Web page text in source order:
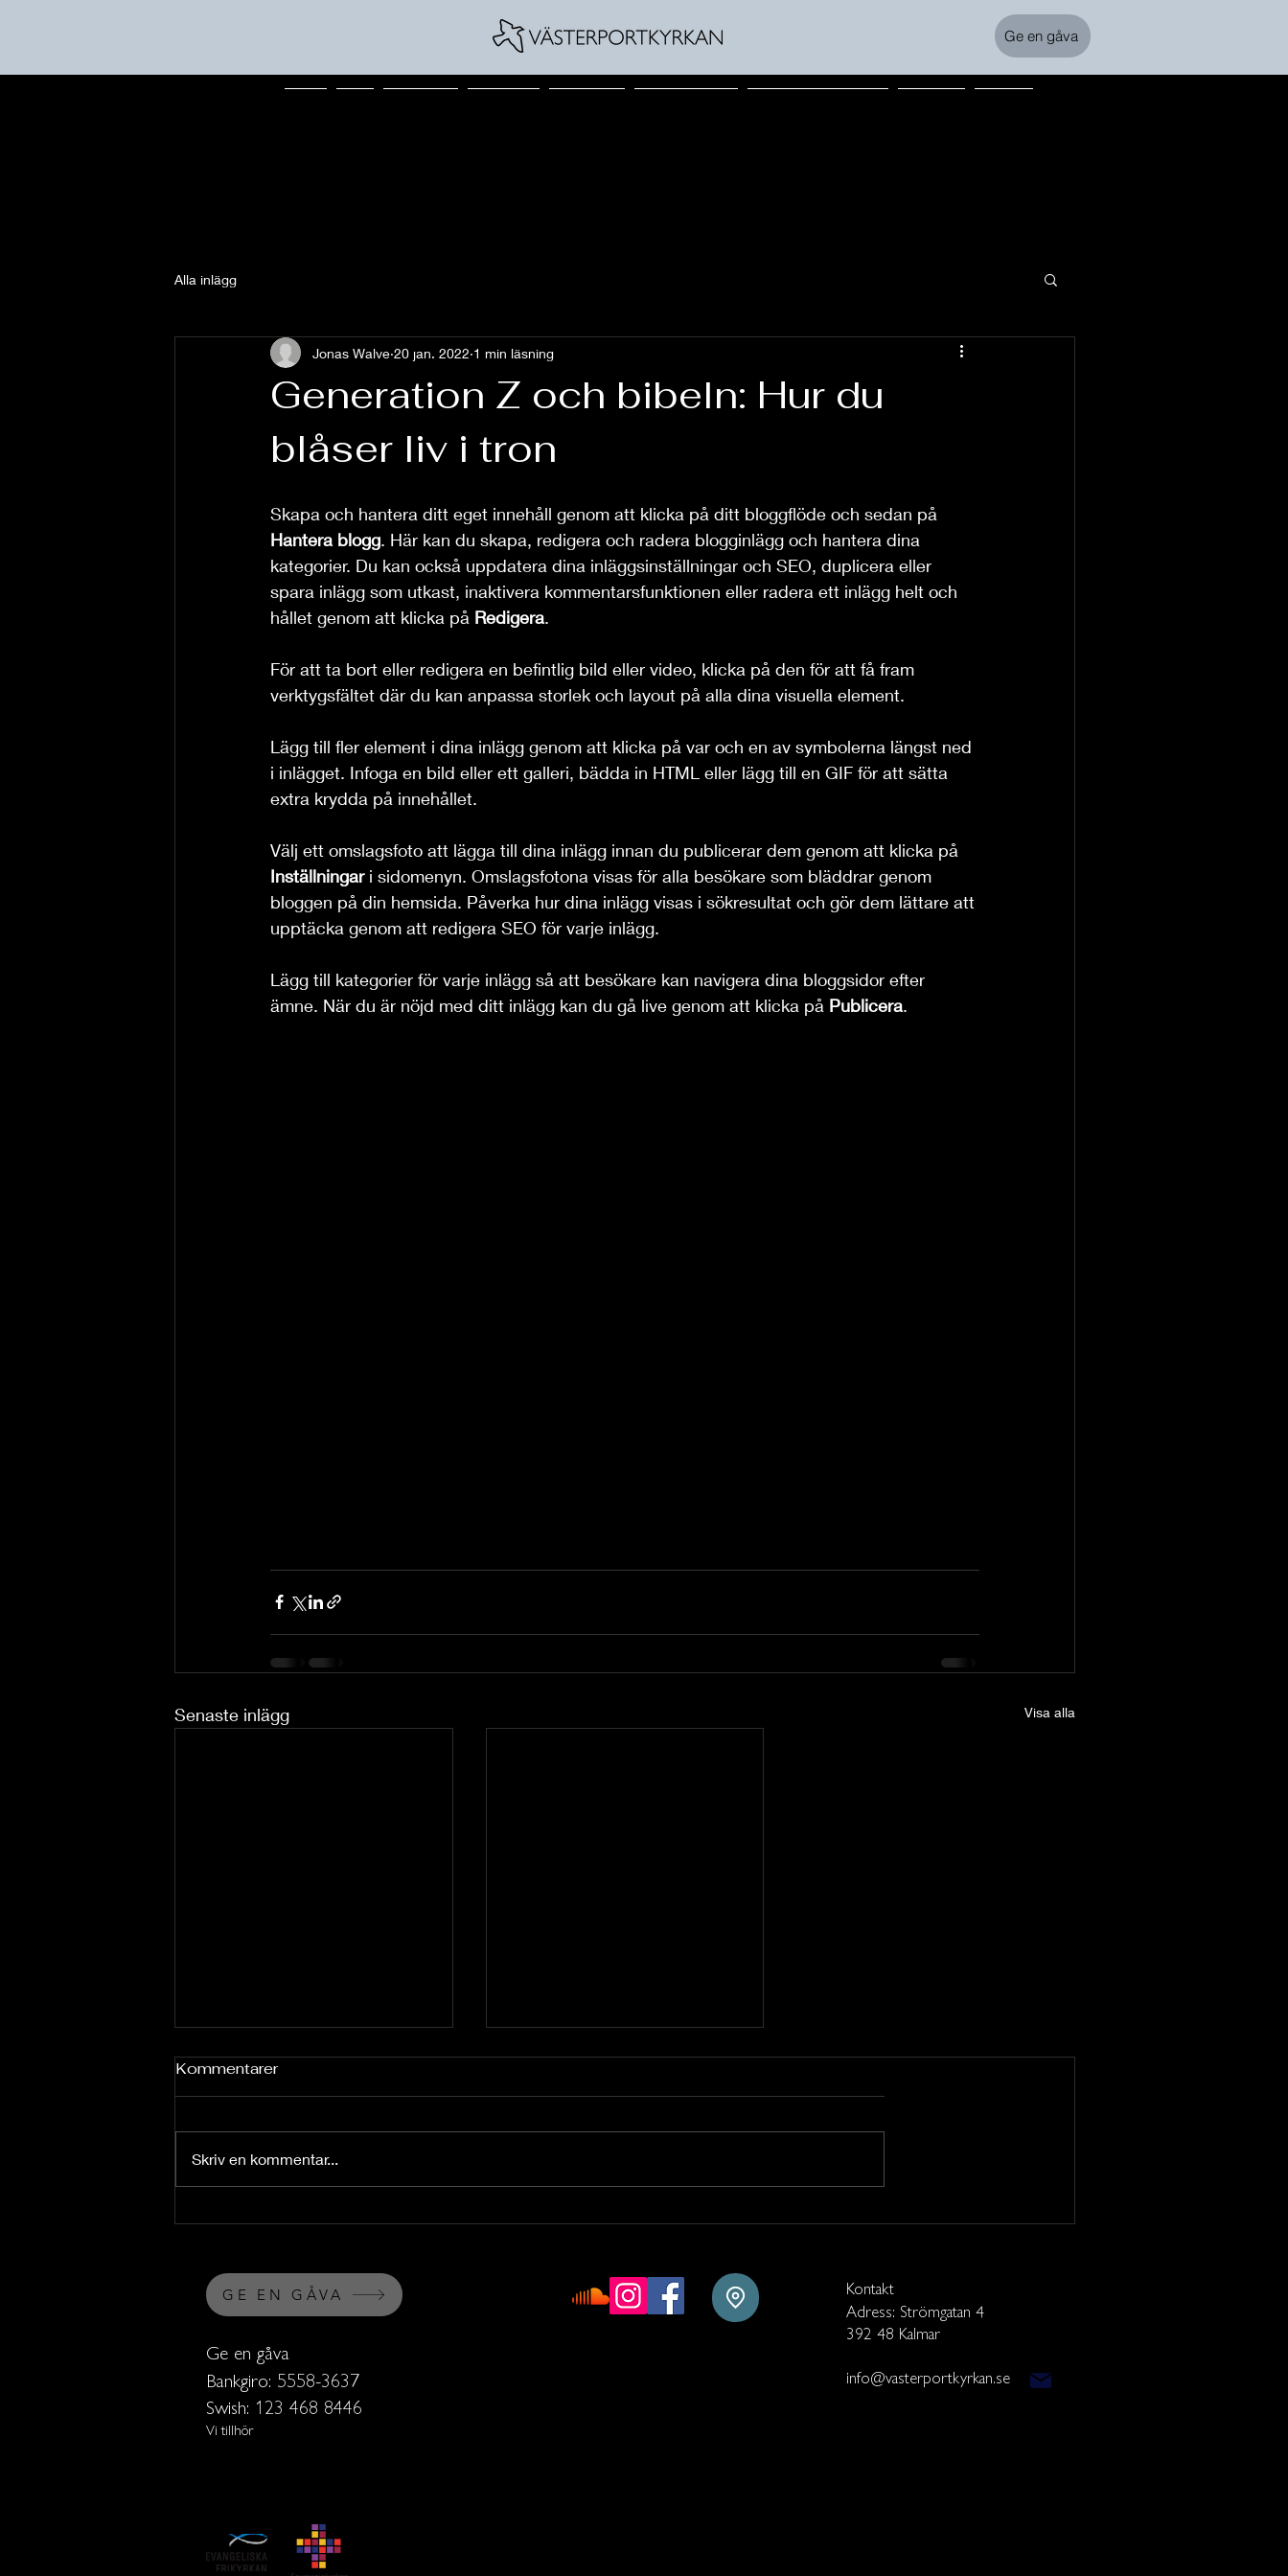
Ge en gåva
Alla inlägg
Generation Z och bibeln: Hur du
blåser liv i tron
Jonas Walve 20 jan. 2022 1 min läsning
Skapa och hantera ditt eget innehåll genom att klicka på ditt bloggflöde och sedan på
Hantera blogg. Här kan du skapa, redigera och radera blogginlägg och hantera dina
kategorier. Du kan också uppdatera dina inläggsinställningar och SEO, duplicera eller
spara inlägg som utkast, inaktivera kommentarsfunktionen eller radera ett inlägg helt och
hållet genom att klicka på Redigera.
För att ta bort eller redigera en befintlig bild eller video, klicka på den för att få fram
verktygsfältet där du kan anpassa storlek och layout på alla dina visuella element.
Lägg till fler element i dina inlägg genom att klicka på var och en av symbolerna längst ned
i inlägget. Infoga en bild eller ett galleri, bädda in HTML eller lägg till en GIF för att sätta
extra krydda på innehållet.
Välj ett omslagsfoto att lägga till dina inlägg innan du publicerar dem genom att klicka på
Inställningar i sidomenyn. Omslagsfotona visas för alla besökare som bläddrar genom
bloggen på din hemsida. Påverka hur dina inlägg visas i sökresultat och gör dem lättare att
upptäcka genom att redigera SEO för varje inlägg.
Lägg till kategorier för varje inlägg så att besökare kan navigera dina bloggsidor efter
ämne. När du är nöjd med ditt inlägg kan du gå live genom att klicka på Publicera.
Senaste inlägg Visa alla
Kommentarer
Skriv en kommentar...
GE EN GÅVA
Ge en gåva
Bankgiro: 5558-3637
Swish: 123 468 8446
Vi tillhör
Kontakt
Adress: Strömgatan 4
392 48 Kalmar
info@vasterportkyrkan.se